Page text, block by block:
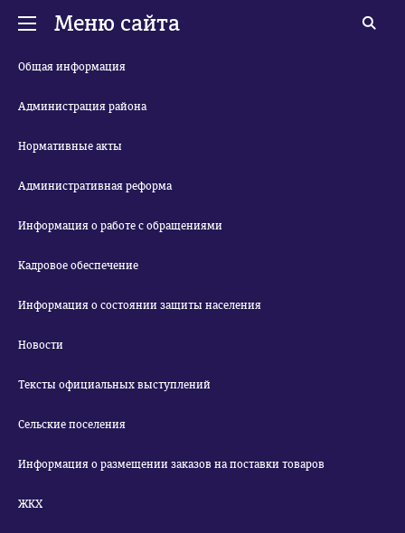
Меню сайта
Общая информация
Администрация района
Нормативные акты
Административная реформа
Информация о работе с обращениями
Кадровое обеспечение
Информация о состоянии защиты населения
Новости
Тексты официальных выступлений
Сельские поселения
Информация о размещении заказов на поставки товаров
ЖКХ